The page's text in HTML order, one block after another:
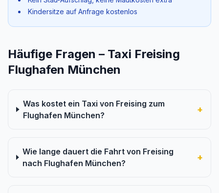
Kindersitze auf Anfrage kostenlos
Häufige Fragen – Taxi Freising
Flughafen München
Was kostet ein Taxi von Freising zum
Flughafen München?
+
Wie lange dauert die Fahrt von Freising
nach Flughafen München?
+